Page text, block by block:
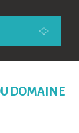
DOMAINE